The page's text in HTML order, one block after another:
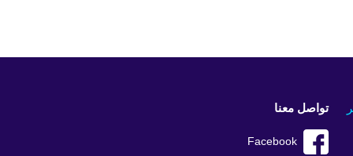
تواصل معنا
Facebook